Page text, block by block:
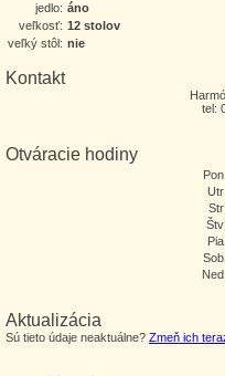
jedlo: áno
veľkosť: 12 stolov
veľký stôl: nie
Kontakt
tel:
Otváracie hodiny
Pon:
Utr:
Str:
Štv:
Pia:
Sob:
Ned:
Aktualizácia
Sú tieto údaje neaktuálne? Zmeň ich